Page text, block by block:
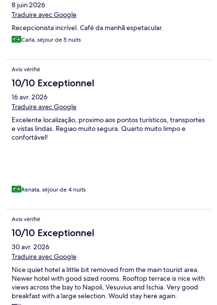
8 juin 2026
Traduire avec Google
Recepcionista incrível. Café da manhã espetacular.
Carla, séjour de 5 nuits
Avis vérifié
10/10 Exceptionnel
16 avr. 2026
Traduire avec Google
Excelente localização, proximo aos pontos turísticos, transportes
e vistas lindas. Regiao muito segura. Quarto muito limpo e
confortável!
Renata, séjour de 4 nuits
Avis vérifié
10/10 Exceptionnel
30 avr. 2026
Traduire avec Google
Nice quiet hotel a little bit removed from the main tourist area.
Newer hotel with good sized rooms. Rooftop terrace is nice with
views across the bay to Napoli, Vesuvius and Ischia. Very good
breakfast with a large selection. Would stay here again.